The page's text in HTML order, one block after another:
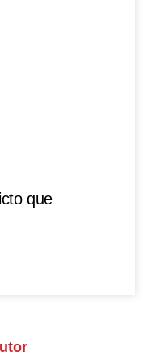
que